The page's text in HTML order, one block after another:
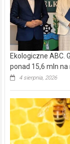
Ekologiczne ABC.
ponad 15,6 mln
4 sierpnia, 2026